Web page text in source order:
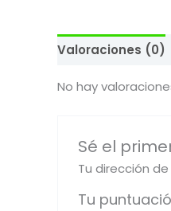
Valoraciones (0)
No hay
Sé el
Tu dirección
Tu